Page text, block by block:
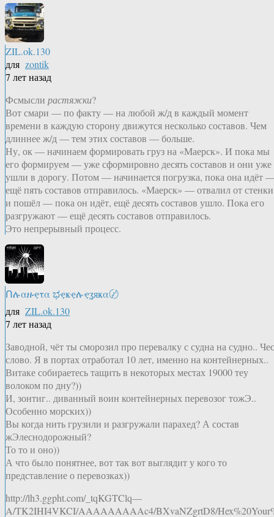
ZIL.ok.130
для zontik
7 лет назад
Фсмысли растяжки?
Вот смари — по факту — на любой ж/д в каждый момент
времени в каждую сторону движутся несколько составов. Чем
длиннее ж/д — тем этих составов — больше.
Ну, ок — начинаем формировать груз на «Маерск». И пока мы
его формируем — уже сформировно десять составов и они уже
ушли в дорогу. Потом — начинается погрузка, пока она идёт
ещё пять составов отправилось. «Маерск» — отвалил от стенки
и пошёл — пока он идёт, ещё десять составов ушло. Пока его
разгружают — ещё десять составов отправилось.
Это непрерывный процесс.
Ոሉαዙҿτα ಭҿҝҿሉҿʓяҝα〄
для ZIL.ok.130
7 лет назад
Заводной, чёт ты сморозил про перевалку с судна на судно..
слово. Я в портах отработал 10 лет, именно на контейнерных..
Витаке собираетесь тащить в некоторых местах 19000 теу
волоком по дну?))
И, зонтиг.. диванный воин контейнерных перевозог тожЭ..
Особенно морских))
Вы когда нить грузили и разгружали парахед? А состав
жЭлеснодорожный?
То то и оно))
А что было понятнее, вот так вот выглядит у кого то
представление о перевозках))
http://lh3.ggpht.com/_tqKGTClq—
A/TK2IHI4VKCI/AAAAAAAAAc4/BXvaNZgrtD8/